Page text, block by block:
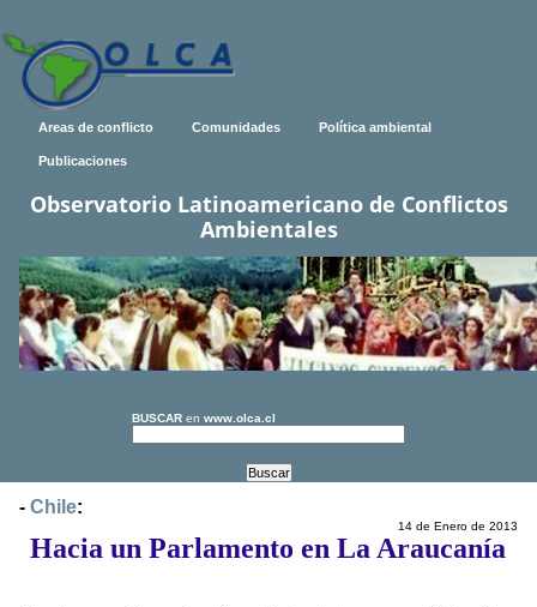
Areas de conflicto Comunidades Política ambiental
Publicaciones
Observatorio Latinoamericano de Conflictos
Ambientales
BUSCAR en www.olca.cl
- Chile:
14 de Enero de 2013
Hacia un Parlamento en La Araucanía